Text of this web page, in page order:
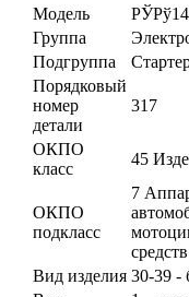
Модель
Группа
Подгруппа
Порядковый
номер
детали
317
ОКПО
класс
45
ОКПО
подкласс
7
Вид изделия 30-39 -